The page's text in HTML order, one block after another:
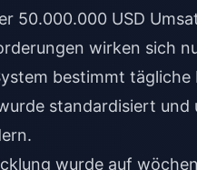
50.000.000 USD
wirken sich
bestimmt tägliche
standardisiert
wurde auf